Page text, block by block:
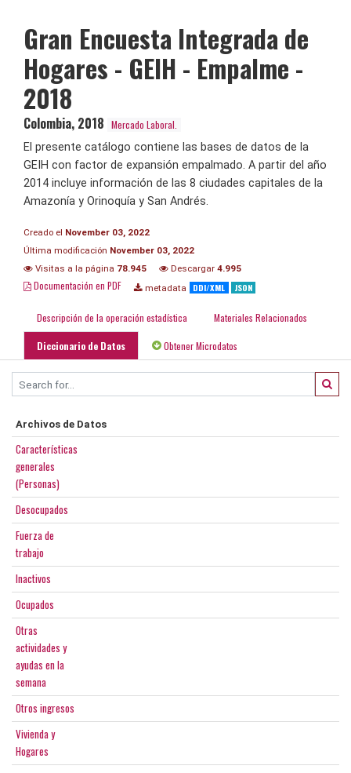
Gran Encuesta Integrada de
Hogares - GEIH - Empalme -
2018
Colombia, 2018 Mercado Laboral.
El presente catálogo contiene las bases de datos de la
GEIH con factor de expansión empalmado. A partir del año
2014 incluye información de las 8 ciudades capitales de la
Amazonía y Orinoquía y San Andrés.
Creado el November 03, 2022
Última modificación November 03, 2022
Visitas a la página 78.945 Descargar 4.995
Documentación en PDF metadata DDI/XML JSON
Descripción de la operación estadística Materiales Relacionados
Diccionario de Datos Obtener Microdatos
Archivos de Datos
Características
generales
(Personas)
Desocupados
Fuerza de
trabajo
Inactivos
Ocupados
Otras
actividades y
ayudas en la
semana
Otros ingresos
Vivienda y
Hogares